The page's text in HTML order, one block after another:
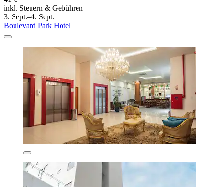
inkl. Steuern & Gebühren
3. Sept.–4. Sept.
Boulevard Park Hotel